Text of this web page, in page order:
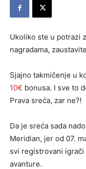
Ukoliko ste u potrazi
nagradama,
Sjajno takmičenje u
10€ bonusa. I sve to
Prava sreća, zar ne?!
Da je sreća sada
Meridian, jer od 07.
svi registrovani
avanture.